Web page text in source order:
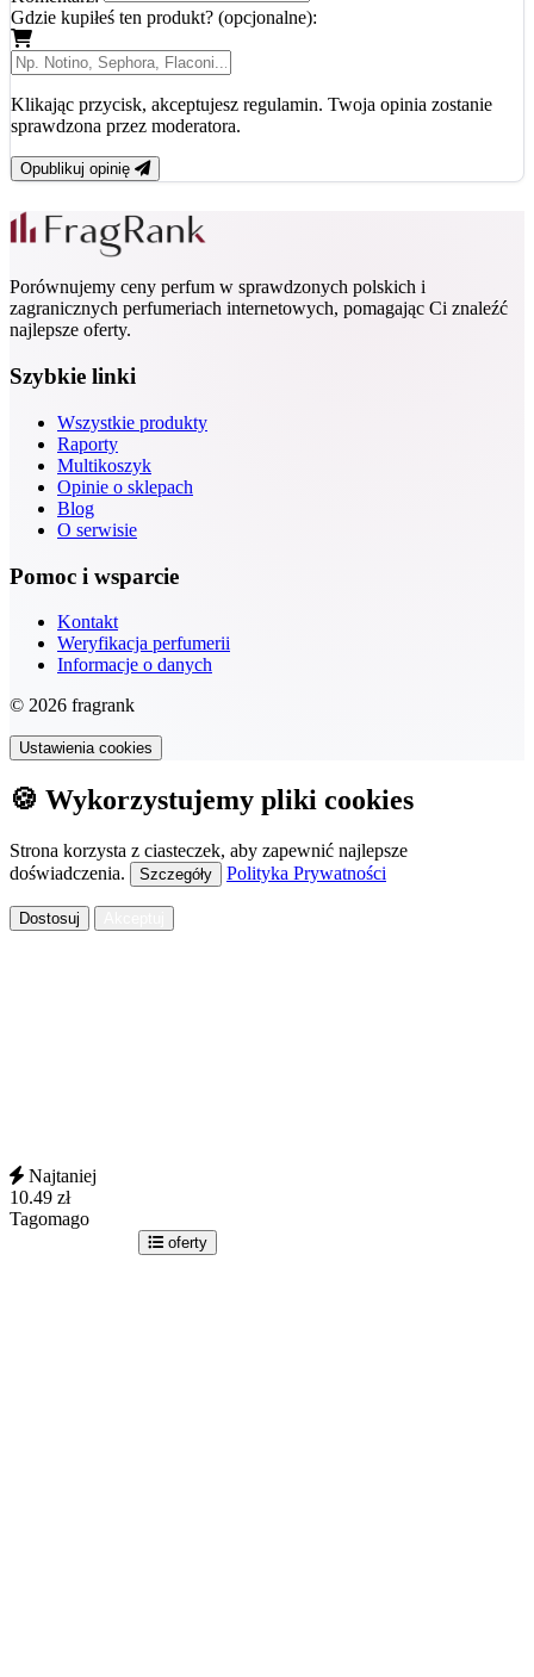
Gdzie kupiłeś ten produkt? (opcjonalne):
Klikając przycisk, akceptujesz regulamin. Twoja opinia zostanie
sprawdzona przez moderatora.
Opublikuj opinię
Porównujemy ceny perfum w sprawdzonych polskich i
zagranicznych perfumeriach internetowych, pomagając Ci znaleźć
najlepsze oferty.
Szybkie linki
Wszystkie produkty
Raporty
Multikoszyk
Opinie o sklepach
Blog
O serwisie
Pomoc i wsparcie
Kontakt
Weryfikacja perfumerii
Informacje o danych
© 2026 fragrank
Ustawienia cookies
🍪 Wykorzystujemy pliki cookies
Strona korzysta z ciasteczek, aby zapewnić najlepsze
doświadczenia.
Szczegóły Polityka Prywatności
Dostosuj
Najtaniej
10.49 zł
Tagomago
oferty